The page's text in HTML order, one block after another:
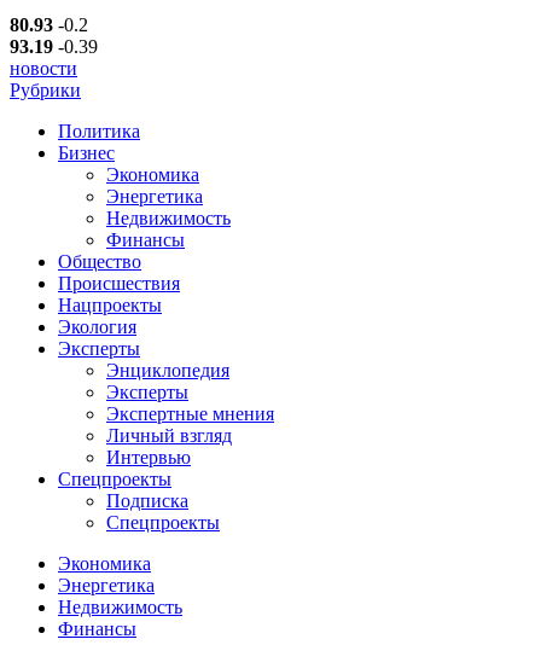
80.93 -0.2
93.19 -0.39
новости
Рубрики
Политика
Бизнес
Экономика
Энергетика
Недвижимость
Финансы
Общество
Происшествия
Нацпроекты
Экология
Эксперты
Энциклопедия
Эксперты
Экспертные мнения
Личный взгляд
Интервью
Спецпроекты
Подписка
Спецпроекты
Экономика
Энергетика
Недвижимость
Финансы